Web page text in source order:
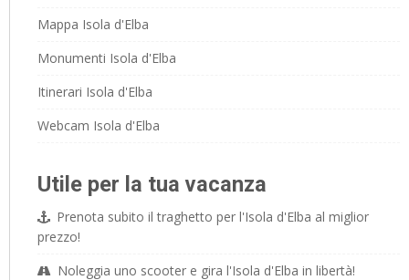
Mappa Isola d'Elba
Monumenti Isola d'Elba
Itinerari Isola d'Elba
Webcam Isola d'Elba
Utile per la tua vacanza
Prenota subito il traghetto per l'Isola d'Elba al miglior
prezzo!
Noleggia uno scooter e gira l'Isola d'Elba in libertà!